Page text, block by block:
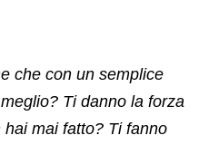
che con un semplice
Ti danno la forza
mai fatto? Ti fanno